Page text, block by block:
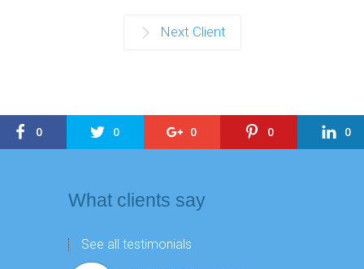
Next Client
0 0 0 0 0
What clients say
See all testimonials